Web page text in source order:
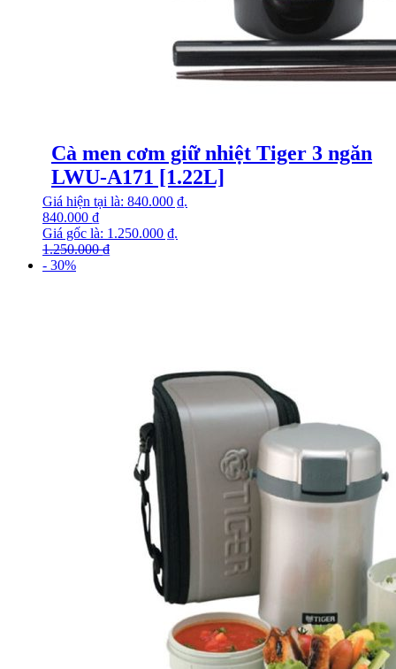
Cà men cơm giữ nhiệt Tiger 3 ngăn
LWU-A171 [1.22L]
1.250.000₫
Giá gốc là: 1.250.000 ₫.
840.000 ₫
Giá hiện tại là: 840.000 ₫.
- 30%